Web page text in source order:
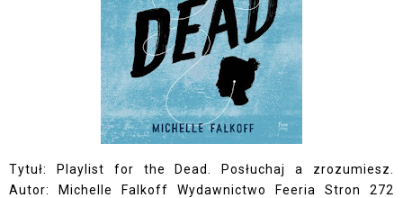
Tytuł: Playlist for the Dead. Posłuchaj a zrozumiesz.
Autor: Michelle Falkoff Wydawnictwo Feeria Stron 272